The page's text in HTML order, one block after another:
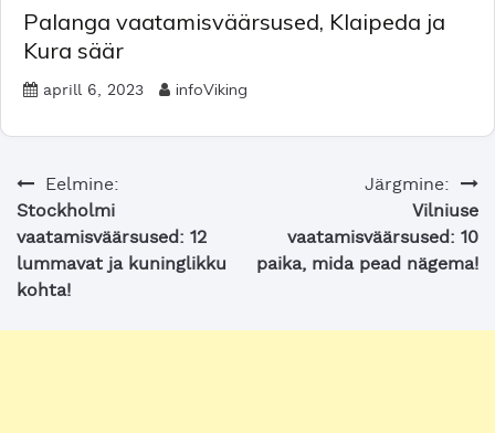
Palanga vaatamisväärsused, Klaipeda ja
Kura säär
aprill 6, 2023 infoViking
Navigeerimine
Eelmine:
Stockholmi
vaatamisväärsused: 12
lummavat ja kuninglikku
kohta!
Järgmine:
Vilniuse
vaatamisväärsused: 10
paika, mida pead nägema!